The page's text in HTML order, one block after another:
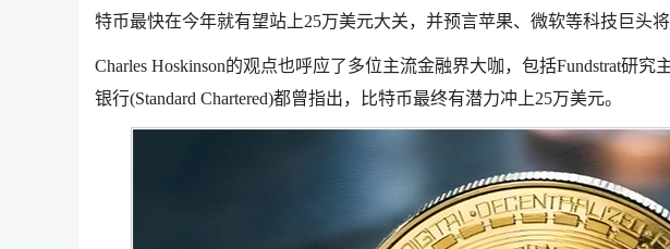
特币最快在今年就有望站上25万美元大关，并预言苹果、微软等科技巨头
Charles Hoskinson的观点也呼应了多位主流金融界大咖，包括Fundstrat研究
银行(Standard Chartered)都曾指出，比特币最终有潜力冲上25万美元。